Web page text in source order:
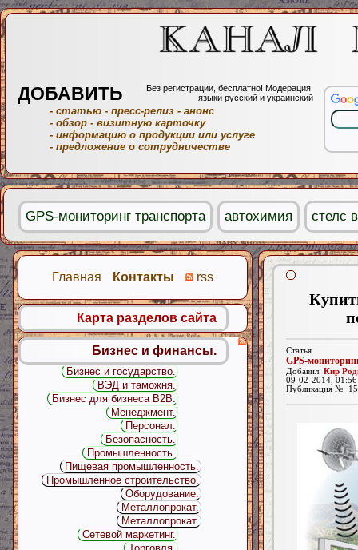
Статья.
GPS-
Добавил: Кир
09-02-2014,
Публикация
Главная Контакты rss
Карта разделов сайта
Бизнес и финансы.
Бизнес и государство.
ВЭД и таможня.
Бизнес для бизнеса B2B.
Менеджмент.
Персонал.
Безопасность.
Промышленность.
Пищевая промышленность.
Промышленное строительство.
Оборудование.
Металлопрокат.
Металлопрокат.
Сетевой маркетинг.
ДОБАВИТЬ
Без регистрации, бесплатно! Модерация.
языки русский и украинский
- статью - пресс-релиз - анонс
- обзор - визитную карточку
- информацию о продукции или услуге
- предложение о сотрудничестве
GPS-мониторинг транспорта автохимия стелс